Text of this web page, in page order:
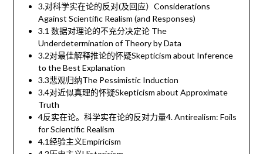
3.对科学实在论的反对(及回应）Considerations
Against Scientific Realism (and Responses)
3.1 数据对理论的不充分决定论 The
Underdetermination of Theory by Data
3.2对最佳解释推论的怀疑Skepticism about Inference
to the Best Explanation
3.3悲观归纳The Pessimistic Induction
3.4对近似真理的怀疑Skepticism about Approximate
Truth
4反实在论。科学实在论的反对力量4. Antirealism: Foils
for Scientific Realism
4.1经验主义Empiricism